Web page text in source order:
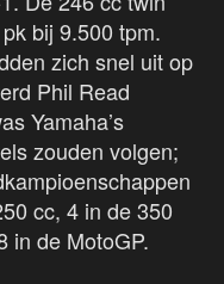
bij 9.500 tpm.
zich snel uit op
Phil Read
Yamaha’s
zouden volgen;
cc, 4 in de 350
in de MotoGP.